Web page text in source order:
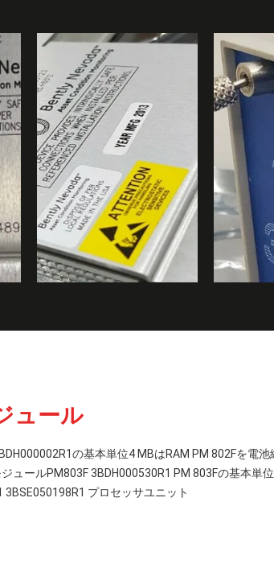
ュール
の基本単位4 MBはRAM PM 802Fを電池
ュールPM803F 3BDH000530R1 PM 803Fの基本単
3BSE050198R1 プロセッサユニット